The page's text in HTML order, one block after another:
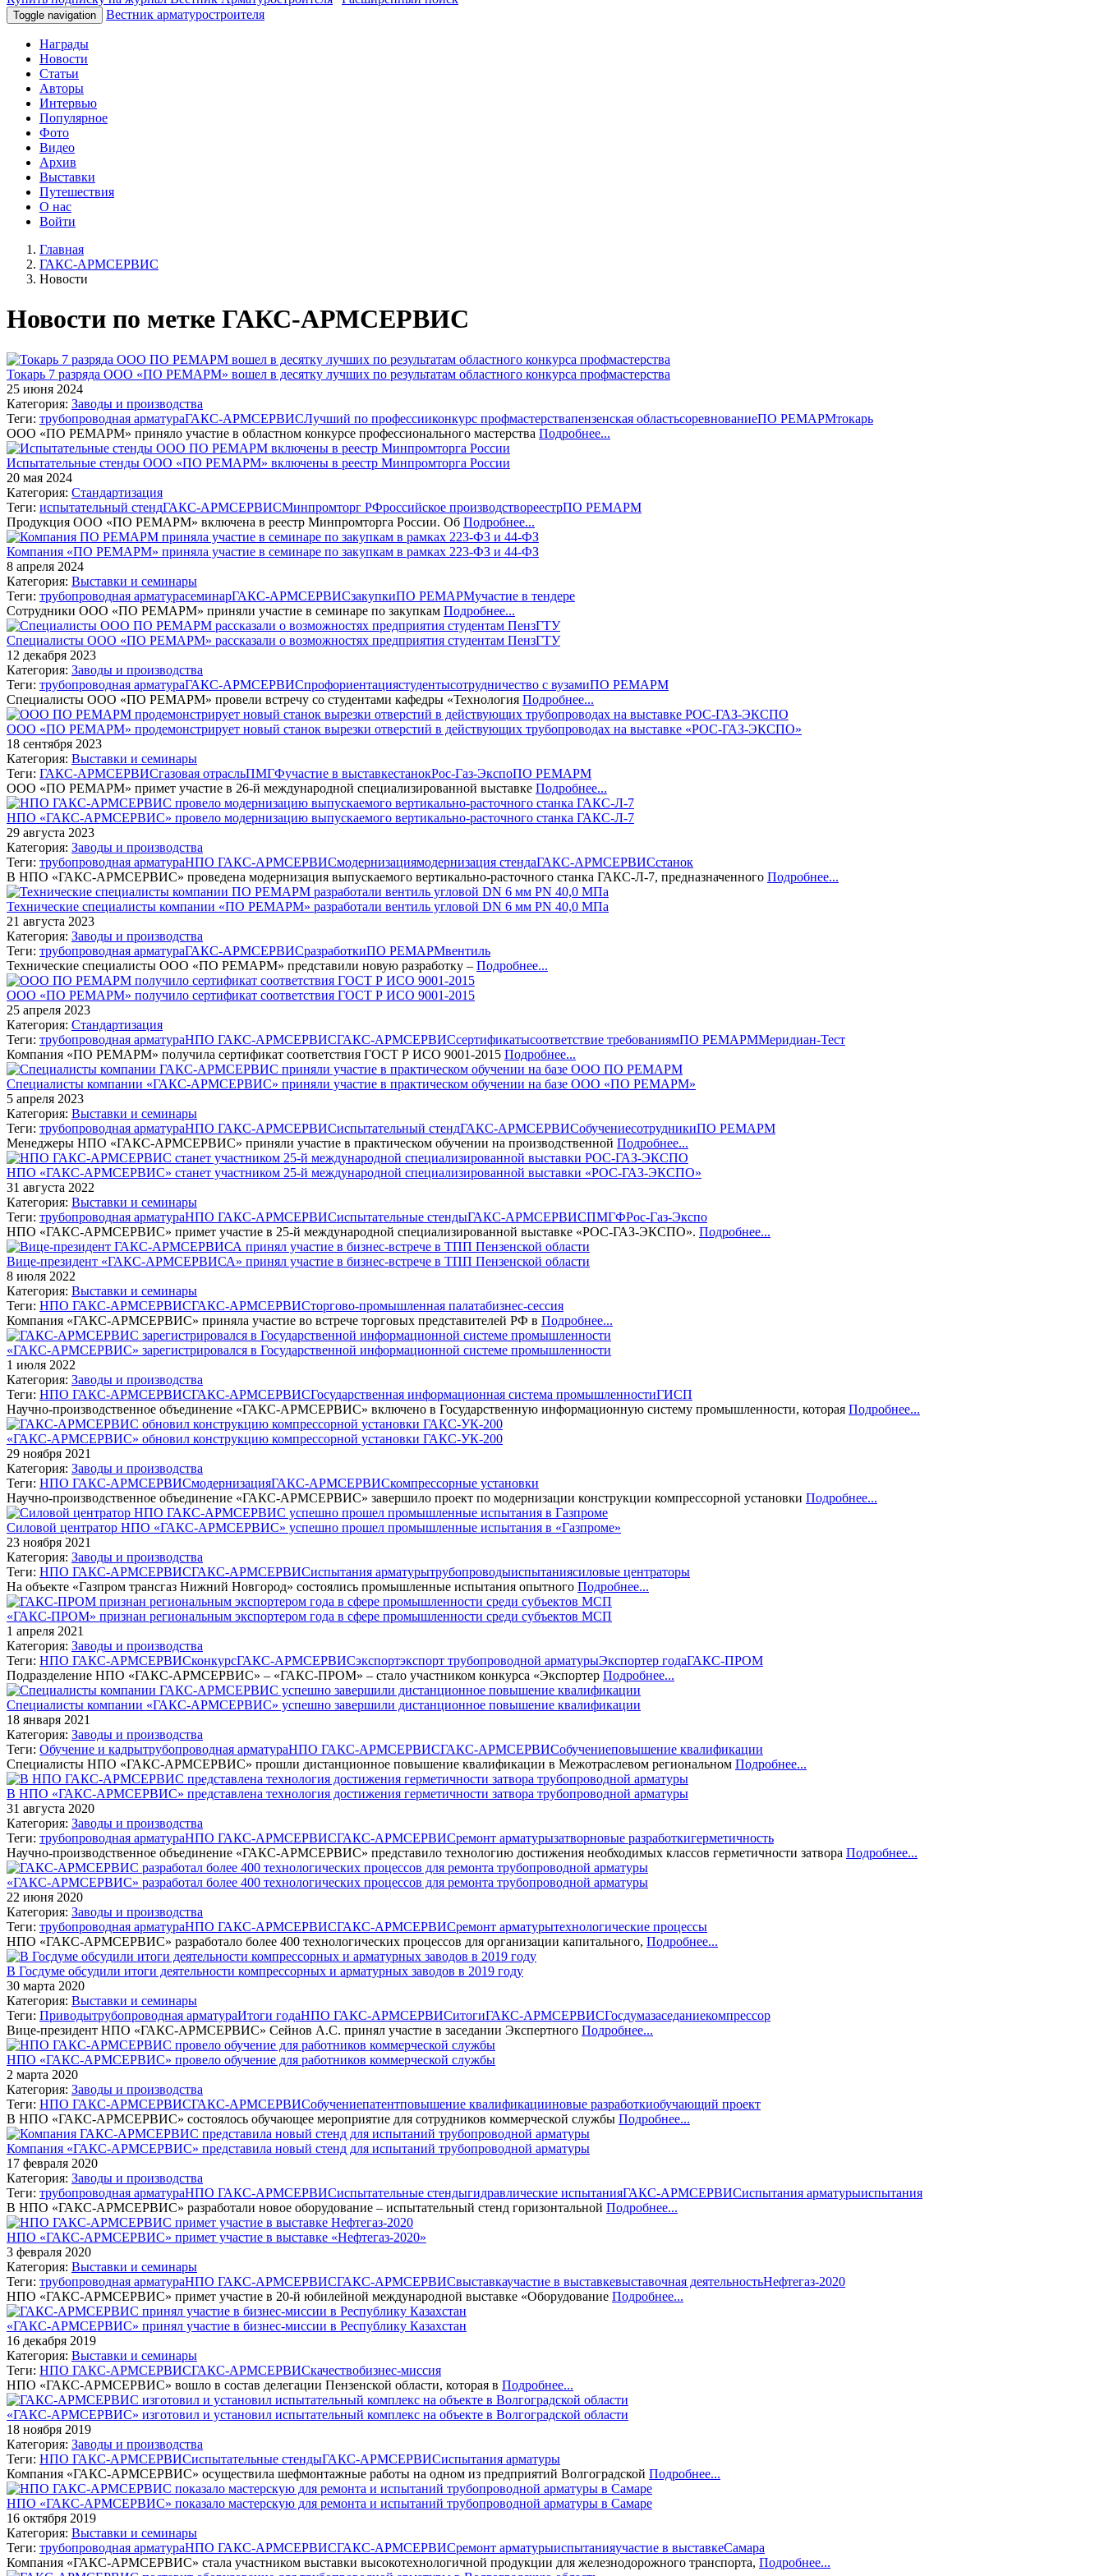
Toggle navigation Вестник арматуростроителя
Награды
Новости
Статьи
Авторы
Интервью
Популярное
Фото
Видео
Архив
Выставки
Путешествия
О нас
Войти
Главная
ГАКС-АРМСЕРВИС
Новости
Новости по метке ГАКС-АРМСЕРВИС
Токарь 7 разряда ООО «ПО РЕМАРМ» вошел в десятку лучших по результатам областного конкурса профмастерства
25 июня 2024
Категория: Заводы и производства
Теги: трубопроводная арматураГАКС-АРМСЕРВИСЛучший по профессииконкурс профмастерствапензенская областьсоревнованиеПО РЕМАРМтокарь
ООО «ПО РЕМАРМ» приняло участие в областном конкурсе профессионального мастерства Подробнее...
Испытательные стенды ООО «ПО РЕМАРМ» включены в реестр Минпромторга России
20 мая 2024
Категория: Стандартизация
Теги: испытательный стендГАКС-АРМСЕРВИСМинпромторг РФроссийское производствореестрПО РЕМАРМ
Продукция ООО «ПО РЕМАРМ» включена в реестр Минпромторга России. Об Подробнее...
Компания «ПО РЕМАРМ» приняла участие в семинаре по закупкам в рамках 223-ФЗ и 44-ФЗ
8 апреля 2024
Категория: Выставки и семинары
Теги: трубопроводная арматурасеминарГАКС-АРМСЕРВИСзакупкиПО РЕМАРМучастие в тендере
Сотрудники ООО «ПО РЕМАРМ» приняли участие в семинаре по закупкам Подробнее...
Специалисты ООО «ПО РЕМАРМ» рассказали о возможностях предприятия студентам ПензГТУ
12 декабря 2023
Категория: Заводы и производства
Теги: трубопроводная арматураГАКС-АРМСЕРВИСпрофориентациястудентысотрудничество с вузамиПО РЕМАРМ
Специалисты ООО «ПО РЕМАРМ» провели встречу со студентами кафедры «Технология Подробнее...
ООО «ПО РЕМАРМ» продемонстрирует новый станок вырезки отверстий в действующих трубопроводах на выставке «РОС-ГАЗ-ЭКСПО»
18 сентября 2023
Категория: Выставки и семинары
Теги: ГАКС-АРМСЕРВИСгазовая отрасльПМГФучастие в выставкестанокРос-Газ-ЭкспоПО РЕМАРМ
ООО «ПО РЕМАРМ» примет участие в 26-й международной специализированной выставке Подробнее...
НПО «ГАКС-АРМСЕРВИС» провело модернизацию выпускаемого вертикально-расточного станка ГАКС-Л-7
29 августа 2023
Категория: Заводы и производства
Теги: трубопроводная арматураНПО ГАКС-АРМСЕРВИСмодернизациямодернизация стендаГАКС-АРМСЕРВИСстанок
В НПО «ГАКС-АРМСЕРВИС» проведена модернизация выпускаемого вертикально-расточного станка ГАКС-Л-7, предназначенного Подробнее...
Технические специалисты компании «ПО РЕМАРМ» разработали вентиль угловой DN 6 мм PN 40,0 МПа
21 августа 2023
Категория: Заводы и производства
Теги: трубопроводная арматураГАКС-АРМСЕРВИСразработкиПО РЕМАРМвентиль
Технические специалисты ООО «ПО РЕМАРМ» представили новую разработку – Подробнее...
ООО «ПО РЕМАРМ» получило сертификат соответствия ГОСТ Р ИСО 9001-2015
25 апреля 2023
Категория: Стандартизация
Теги: трубопроводная арматураНПО ГАКС-АРМСЕРВИСГАКС-АРМСЕРВИСсертификатысоответствие требованиямПО РЕМАРММеридиан-Тест
Компания «ПО РЕМАРМ» получила сертификат соответствия ГОСТ Р ИСО 9001-2015 Подробнее...
Специалисты компании «ГАКС-АРМСЕРВИС» приняли участие в практическом обучении на базе ООО «ПО РЕМАРМ»
5 апреля 2023
Категория: Выставки и семинары
Теги: трубопроводная арматураНПО ГАКС-АРМСЕРВИСиспытательный стендГАКС-АРМСЕРВИСобучениесотрудникиПО РЕМАРМ
Менеджеры НПО «ГАКС-АРМСЕРВИС» приняли участие в практическом обучении на производственной Подробнее...
НПО «ГАКС-АРМСЕРВИС» станет участником 25-й международной специализированной выставки «РОС-ГАЗ-ЭКСПО»
31 августа 2022
Категория: Выставки и семинары
Теги: трубопроводная арматураНПО ГАКС-АРМСЕРВИСиспытательные стендыГАКС-АРМСЕРВИСПМГФРос-Газ-Экспо
НПО «ГАКС-АРМСЕРВИС» примет участие в 25-й международной специализированной выставке «РОС-ГАЗ-ЭКСПО». Подробнее...
Вице-президент «ГАКС-АРМСЕРВИСА» принял участие в бизнес-встрече в ТПП Пензенской области
8 июля 2022
Категория: Выставки и семинары
Теги: НПО ГАКС-АРМСЕРВИСГАКС-АРМСЕРВИСторгово-промышленная палатабизнес-сессия
Компания «ГАКС-АРМСЕРВИС» приняла участие во встрече торговых представителей РФ в Подробнее...
«ГАКС-АРМСЕРВИС» зарегистрировался в Государственной информационной системе промышленности
1 июля 2022
Категория: Заводы и производства
Теги: НПО ГАКС-АРМСЕРВИСГАКС-АРМСЕРВИСГосударственная информационная система промышленностиГИСП
Научно-производственное объединение «ГАКС-АРМСЕРВИС» включено в Государственную информационную систему промышленности, которая Подробнее...
«ГАКС-АРМСЕРВИС» обновил конструкцию компрессорной установки ГАКС-УК-200
29 ноября 2021
Категория: Заводы и производства
Теги: НПО ГАКС-АРМСЕРВИСмодернизацияГАКС-АРМСЕРВИСкомпрессорные установки
Научно-производственное объединение «ГАКС-АРМСЕРВИС» завершило проект по модернизации конструкции компрессорной установки Подробнее...
Силовой центратор НПО «ГАКС-АРМСЕРВИС» успешно прошел промышленные испытания в «Газпроме»
23 ноября 2021
Категория: Заводы и производства
Теги: НПО ГАКС-АРМСЕРВИСГАКС-АРМСЕРВИСиспытания арматурытрубопроводыиспытаниясиловые центраторы
На объекте «Газпром трансгаз Нижний Новгород» состоялись промышленные испытания опытного Подробнее...
«ГАКС-ПРОМ» признан региональным экспортером года в сфере промышленности среди субъектов МСП
1 апреля 2021
Категория: Заводы и производства
Теги: НПО ГАКС-АРМСЕРВИСконкурсГАКС-АРМСЕРВИСэкспортэкспорт трубопроводной арматурыЭкспортер годаГАКС-ПРОМ
Подразделение НПО «ГАКС-АРМСЕРВИС» – «ГАКС-ПРОМ» – стало участником конкурса «Экспортер Подробнее...
Специалисты компании «ГАКС-АРМСЕРВИС» успешно завершили дистанционное повышение квалификации
18 января 2021
Категория: Заводы и производства
Теги: Обучение и кадрытрубопроводная арматураНПО ГАКС-АРМСЕРВИСГАКС-АРМСЕРВИСобучениеповышение квалификации
Специалисты НПО «ГАКС-АРМСЕРВИС» прошли дистанционное повышение квалификации в Межотраслевом региональном Подробнее...
В НПО «ГАКС-АРМСЕРВИС» представлена технология достижения герметичности затвора трубопроводной арматуры
31 августа 2020
Категория: Заводы и производства
Теги: трубопроводная арматураНПО ГАКС-АРМСЕРВИСГАКС-АРМСЕРВИСремонт арматурызатворновые разработкигерметичность
Научно-производственное объединение «ГАКС-АРМСЕРВИС» представило технологию достижения необходимых классов герметичности затвора Подробнее...
«ГАКС-АРМСЕРВИС» разработал более 400 технологических процессов для ремонта трубопроводной арматуры
22 июня 2020
Категория: Заводы и производства
Теги: трубопроводная арматураНПО ГАКС-АРМСЕРВИСГАКС-АРМСЕРВИСремонт арматурытехнологические процессы
НПО «ГАКС-АРМСЕРВИС» разработало более 400 технологических процессов для организации капитального, Подробнее...
В Госдуме обсудили итоги деятельности компрессорных и арматурных заводов в 2019 году
30 марта 2020
Категория: Выставки и семинары
Теги: Приводытрубопроводная арматураИтоги годаНПО ГАКС-АРМСЕРВИСитогиГАКС-АРМСЕРВИСГосдумазаседаниекомпрессор
Вице-президент НПО «ГАКС-АРМСЕРВИС» Сейнов А.С. принял участие в заседании Экспертного Подробнее...
НПО «ГАКС-АРМСЕРВИС» провело обучение для работников коммерческой службы
2 марта 2020
Категория: Заводы и производства
Теги: НПО ГАКС-АРМСЕРВИСГАКС-АРМСЕРВИСобучениепатентповышение квалификацииновые разработкиобучающий проект
В НПО «ГАКС-АРМСЕРВИС» состоялось обучающее мероприятие для сотрудников коммерческой службы Подробнее...
Компания «ГАКС-АРМСЕРВИС» представила новый стенд для испытаний трубопроводной арматуры
17 февраля 2020
Категория: Заводы и производства
Теги: трубопроводная арматураНПО ГАКС-АРМСЕРВИСиспытательные стендыгидравлические испытанияГАКС-АРМСЕРВИСиспытания арматурыиспытания
В НПО «ГАКС-АРМСЕРВИС» разработали новое оборудование – испытательный стенд горизонтальной Подробнее...
НПО «ГАКС-АРМСЕРВИС» примет участие в выставке «Нефтегаз-2020»
3 февраля 2020
Категория: Выставки и семинары
Теги: трубопроводная арматураНПО ГАКС-АРМСЕРВИСГАКС-АРМСЕРВИСвыставкаучастие в выставкевыставочная деятельностьНефтегаз-2020
НПО «ГАКС-АРМСЕРВИС» примет участие в 20-й юбилейной международной выставке «Оборудование Подробнее...
«ГАКС-АРМСЕРВИС» принял участие в бизнес-миссии в Республику Казахстан
16 декабря 2019
Категория: Выставки и семинары
Теги: НПО ГАКС-АРМСЕРВИСГАКС-АРМСЕРВИСкачествобизнес-миссия
НПО «ГАКС-АРМСЕРВИС» вошло в состав делегации Пензенской области, которая в Подробнее...
«ГАКС-АРМСЕРВИС» изготовил и установил испытательный комплекс на объекте в Волгоградской области
18 ноября 2019
Категория: Заводы и производства
Теги: НПО ГАКС-АРМСЕРВИСиспытательные стендыГАКС-АРМСЕРВИСиспытания арматуры
Компания «ГАКС-АРМСЕРВИС» осуществила шефмонтажные работы на одном из предприятий Волгоградской Подробнее...
НПО «ГАКС-АРМСЕРВИС» показало мастерскую для ремонта и испытаний трубопроводной арматуры в Самаре
16 октября 2019
Категория: Выставки и семинары
Теги: трубопроводная арматураНПО ГАКС-АРМСЕРВИСГАКС-АРМСЕРВИСремонт арматурыиспытанияучастие в выставкеСамара
Компания «ГАКС-АРМСЕРВИС» стала участником выставки высокотехнологичной продукции для железнодорожного транспорта, Подробнее...